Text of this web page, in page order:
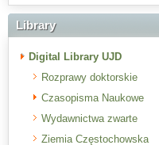
Library
Digital Library UJD
Rozprawy doktorskie
Czasopisma Naukowe
Wydawnictwa zwarte
Ziemia Częstochowska